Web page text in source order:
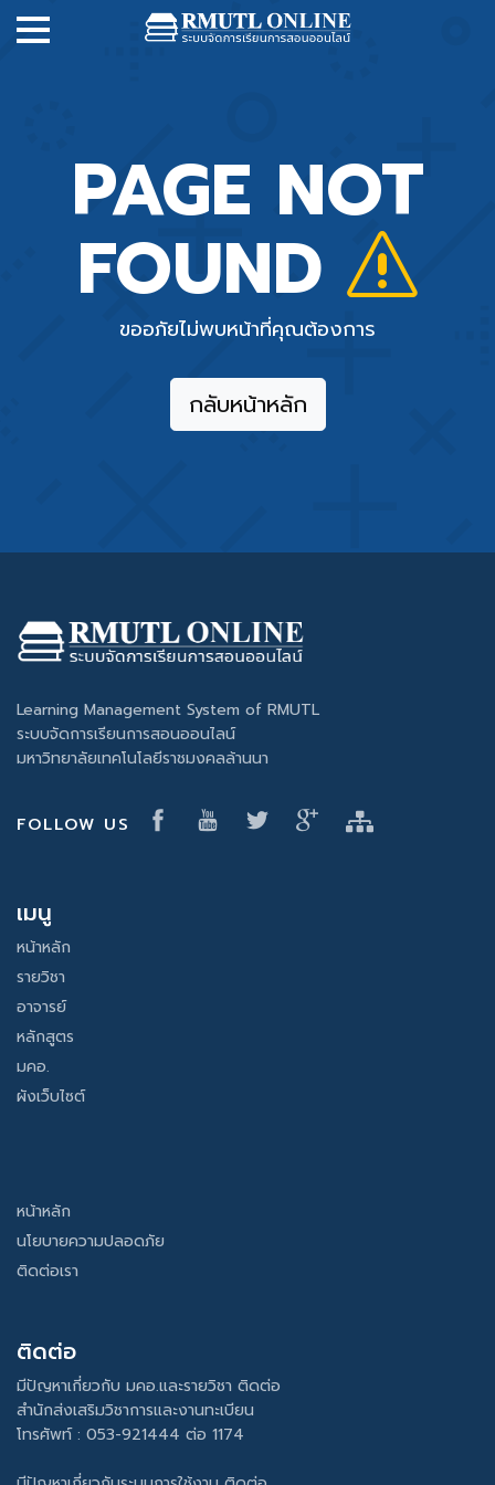
PAGE NOT
FOUND
ขออภัยไม่พบหน้าที่คุณต้องการ
กลับหน้าหลัก
Learning Management System of RMUTL
ระบบจัดการเรียนการสอนออนไลน์
มหาวิทยาลัยเทคโนโลยีราชมงคลล้านนา
FOLLOW US
เมนู
หน้าหลัก
รายวิชา
อาจารย์
หลักสูตร
มคอ.
ผังเว็บไซต์
หน้าหลัก
นโยบายความปลอดภัย
ติดต่อเรา
ติดต่อ
มีปัญหาเกี่ยวกับ มคอ.และรายวิชา ติดต่อ
สำนักส่งเสริมวิชาการและงานทะเบียน
โทรศัพท์ : 053-921444 ต่อ 1174